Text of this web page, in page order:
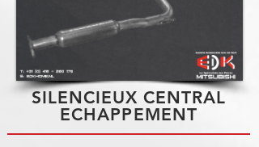
SILENCIEUX CENTRAL
ECHAPPEMENT